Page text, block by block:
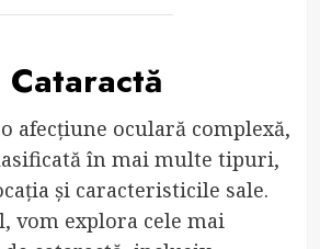
afecțiune oculară complexă,
în mai multe tipuri,
și caracteristicile sale.
vom explora cele mai